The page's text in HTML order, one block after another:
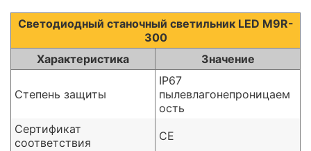
Светодиодный станочный светильник LED M9R-
300
Характеристика
Значение
Степень защиты
IP67
пылевлагонепроницаем
ость
Сертификат
соответствия
CE